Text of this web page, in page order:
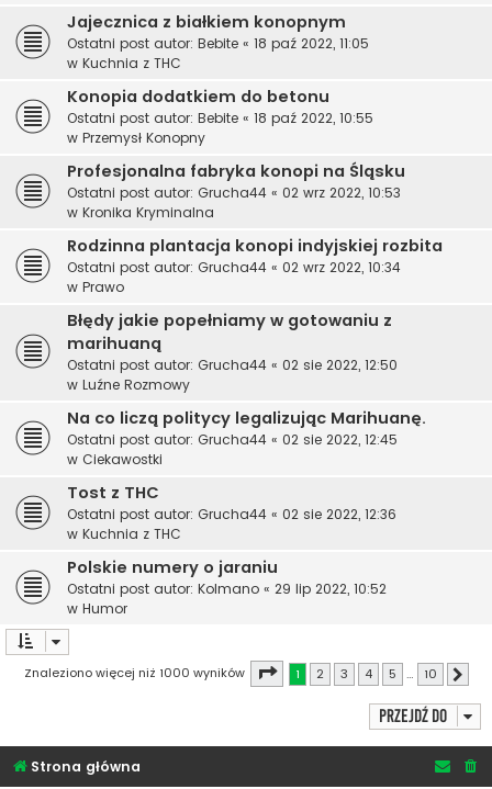
Jajecznica z białkiem konopnym
Ostatni post autor: Bebite « 18 paź 2022, 11:05
w Kuchnia z THC
Konopia dodatkiem do betonu
Ostatni post autor: Bebite « 18 paź 2022, 10:55
w Przemysł Konopny
Profesjonalna fabryka konopi na Śląsku
Ostatni post autor: Grucha44 « 02 wrz 2022, 10:53
w Kronika Kryminalna
Rodzinna plantacja konopi indyjskiej rozbita
Ostatni post autor: Grucha44 « 02 wrz 2022, 10:34
w Prawo
Błędy jakie popełniamy w gotowaniu z
marihuaną
Ostatni post autor: Grucha44 « 02 sie 2022, 12:50
w Luźne Rozmowy
Na co liczą politycy legalizując Marihuanę.
Ostatni post autor: Grucha44 « 02 sie 2022, 12:45
w Ciekawostki
Tost z THC
Ostatni post autor: Grucha44 « 02 sie 2022, 12:36
w Kuchnia z THC
Polskie numery o jaraniu
Ostatni post autor: Kolmano « 29 lip 2022, 10:52
w Humor
Znaleziono więcej niż 1000 wyników Strona1 10
1 2 3 4 5 … 10
Przejdź do
Strona główna